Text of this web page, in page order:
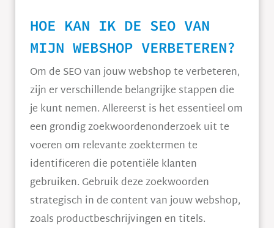
HOE KAN IK DE SEO VAN
MIJN WEBSHOP VERBETEREN?
Om de SEO van jouw webshop te verbeteren,
zijn er verschillende belangrijke stappen die
je kunt nemen. Allereerst is het essentieel om
een grondig zoekwoordenonderzoek uit te
voeren om relevante zoektermen te
identificeren die potentiële klanten
gebruiken. Gebruik deze zoekwoorden
strategisch in de content van jouw webshop,
zoals productbeschrijvingen en titels.